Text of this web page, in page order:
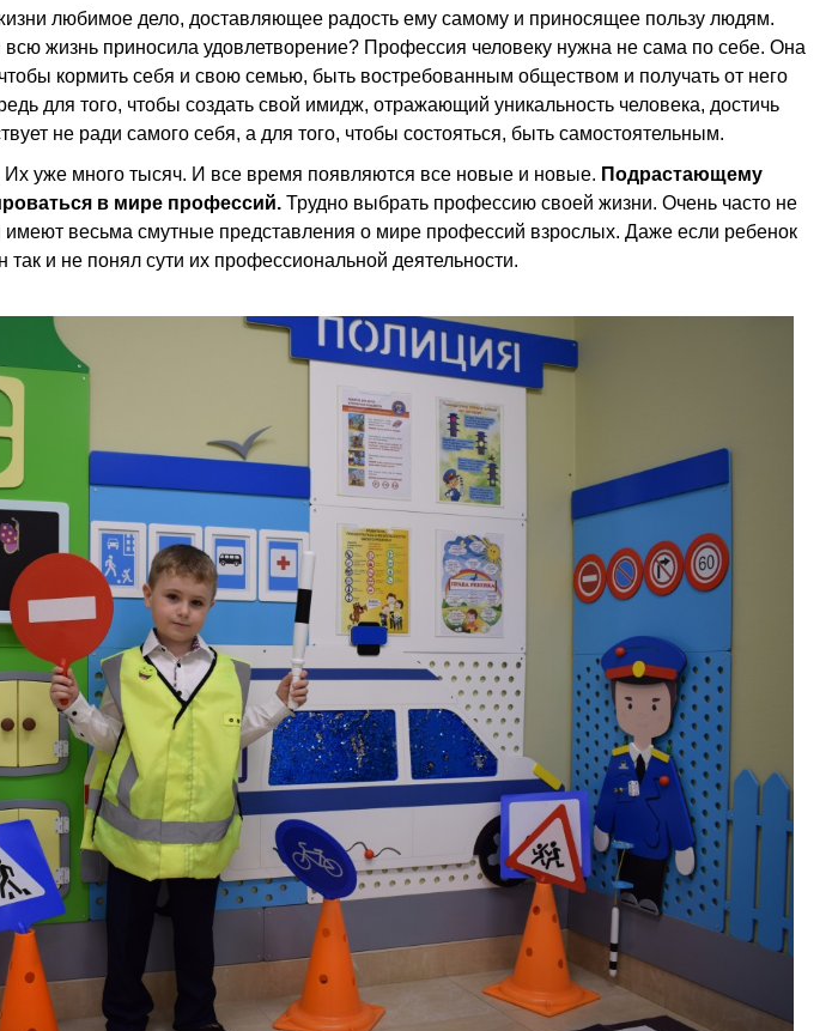
любимое дело, доставляющее радость ему самому и приносящее пользу людям.
жизнь приносила удовлетворение? Профессия человеку нужна не сама по себе. Она
кормить себя и свою семью, быть востребованным обществом и получать от него
для того, чтобы создать свой имидж, отражающий уникальность человека, достичь
не ради самого себя, а для того, чтобы состояться, быть самостоятельным.
уже много тысяч. И все время появляются все новые и новые. Подрастающему
в мире профессий. Трудно выбрать профессию своей жизни. Очень часто не
имеют весьма смутные представления о мире профессий взрослых. Даже если ребенок
и не понял сути их профессиональной деятельности.